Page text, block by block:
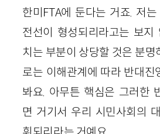
한미FTA에 둔다는 거죠. 저
전선이 형성되리라고는 보지
치는 부분이 상당할 것은 분
로는 이해관계에 따라 반대진
봐요. 아무튼 핵심은 그러한
면 거기서 우리 시민사회의